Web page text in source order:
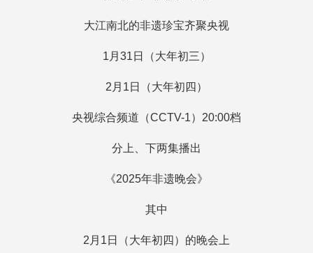
大江南北的非遗珍宝齐聚央视
1月31日（大年初三）
2月1日（大年初四）
央视综合频道（CCTV-1）20:00档
分上、下两集播出
《2025年非遗晚会》
其中
2月1日（大年初四）的晚会上